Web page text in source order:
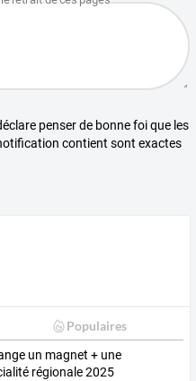
penser de bonne foi que les
contient sont exactes
Populaires
un magnet + une
régionale 2025